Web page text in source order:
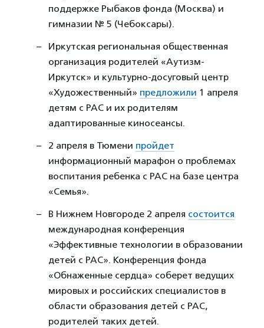
поддержке Рыбаков фонда (Москва) и
гимназии № 5 (Чебоксары).
Иркутская региональная общественная
организация родителей «Аутизм-
Иркутск» и культурно-досуговый центр
«Художественный» предложили 1 апреля
детям с РАС и их родителям
адаптированные киносеансы.
2 апреля в Тюмени пройдет
информационный марафон о проблемах
воспитания ребенка с РАС на базе центра
«Семья».
В Нижнем Новгороде 2 апреля состоится
международная конференция
«Эффективные технологии в образовании
детей с РАС». Конференция фонда
«Обнаженные сердца» соберет ведущих
мировых и российских специалистов в
области образования детей с РАС,
родителей таких детей.